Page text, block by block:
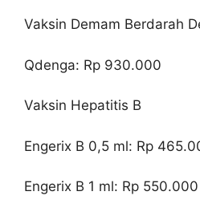
Vaksin Demam Berdarah
Qdenga: Rp 930.000
Vaksin Hepatitis B
Engerix B 0,5 ml: Rp
Engerix B 1 ml: Rp 550.000